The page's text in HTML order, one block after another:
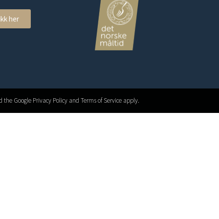
her
the Google Privacy Policy and Terms of Service apply.